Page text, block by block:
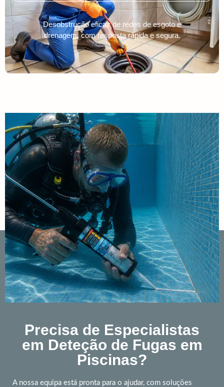
Desobstrução eficaz de redes de esgoto e
drenagem, com resposta rápida e segura.
Precisa de Especialistas
em Deteção de Fugas em
Piscinas?
A nossa equipa está pronta para o ajudar, com soluções